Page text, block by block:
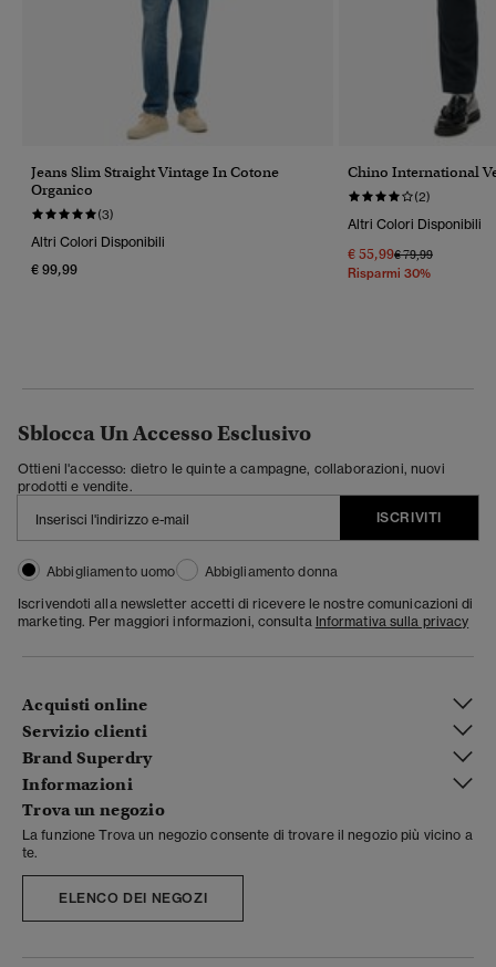
Jeans Slim Straight Vintage In Cotone
Organico
(3)
Altri Colori Disponibili
€ 99,99
Chino International
(2)
Altri Colori Disponibili
€ 55,99Prezzo Ridotto Da
€ 79,99A
Risparmi 30%
Sblocca Un Accesso Esclusivo
Ottieni l'accesso: dietro le quinte a campagne, collaborazioni, nuovi
prodotti e vendite.
ISCRIVITI
Abbigliamento uomo
Abbigliamento donna
Iscrivendoti alla newsletter accetti di ricevere le nostre comunicazioni di
marketing. Per maggiori informazioni, consulta Informativa sulla privacy
Acquisti online
Servizio clienti
Brand Superdry
Informazioni
Trova un negozio
La funzione Trova un negozio consente di trovare il negozio più vicino a
te.
ELENCO DEI NEGOZI